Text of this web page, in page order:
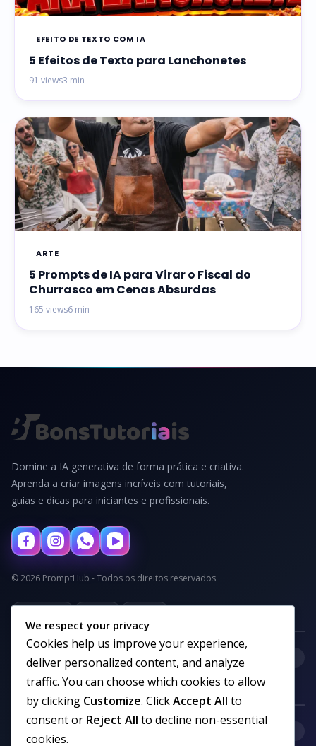
EFEITO DE TEXTO COM IA
5 Efeitos de Texto para Lanchonetes
91 views3 min
ARTE
5 Prompts de IA para Virar o Fiscal do
Churrasco em Cenas Absurdas
165 views6 min
Domine a IA generativa de forma prática e criativa.
Aprenda a criar imagens incríveis com tutoriais,
guias e dicas para iniciantes e profissionais.
© 2026 PromptHub - Todos os direitos reservados
Categorias
We respect your privacy
Cookies help us improve your experience,
deliver personalized content, and analyze
traffic. You can choose which cookies to allow
by clicking Customize. ClickAccept All to
consent or Reject All to decline non-essential
cookies.